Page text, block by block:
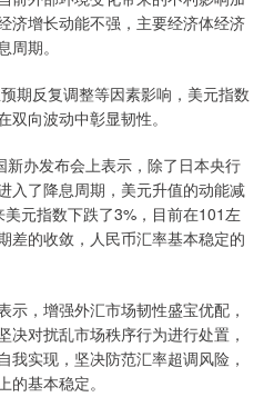
济增长动能不强，主要经济体经济
期。
反复调整等因素影响，美元指数
向波动中彰显韧性。
办发布会上表示，除了日本央行
入了降息周期，美元升值的动能减
元指数下跌了3%，目前在101左
差的收敛，人民币汇率基本稳定的
，增强外汇市场韧性盛宝优配，
对扰乱市场秩序行为进行处置，
我实现，坚决防范汇率超调风险，
基本稳定。